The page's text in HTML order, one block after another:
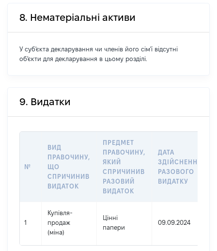
8. Нематеріальні активи
У суб'єкта декларування чи членів його сім'ї відсутні
об'єкти для декларування в цьому розділі.
9. Видатки
№
ВИД
ПРАВОЧИНУ,
ЩО
СПРИЧИНИВ
ВИДАТОК
ПРЕДМЕТ
ПРАВОЧИНУ,
ЯКИЙ
СПРИЧИНИВ
РАЗОВИЙ
ВИДАТОК
ДАТА
ЗДІЙСНЕННЯ
РАЗОВОГО
ВИДАТКУ
1
Купівля-
продаж
(міна)
Цінні
папери
09.09.2024